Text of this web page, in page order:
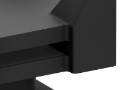
ограждения